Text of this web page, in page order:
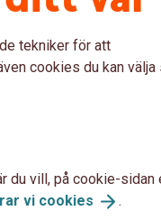
tekniker för att
cookies du kan välja
du vill, på cookie-sidan
vi cookies .